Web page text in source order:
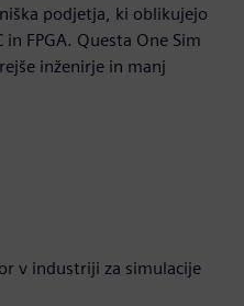
podjetja, ki oblikujejo
in FPGA. Questa One Sim
inženirje in manj
v industriji za simulacije